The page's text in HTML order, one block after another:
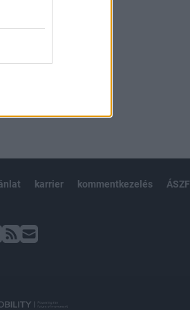
karrier kommentkezelés ÁSZF